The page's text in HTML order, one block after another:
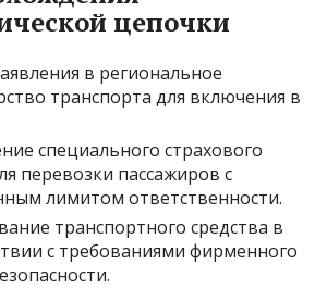
цепочки
в региональное
транспорта для включения в
специального страхового
перевозки пассажиров с
лимитом ответственности.
транспортного средства в
с требованиями фирменного